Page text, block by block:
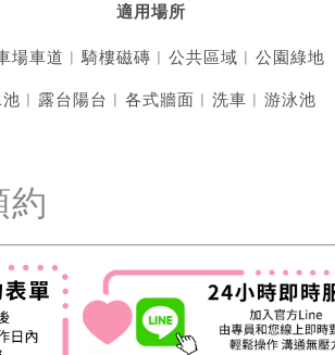
適用場所
場車道︱騎樓磁磚︱公共區域︱公園綠地
池︱露台陽台︱各式牆面︱洗車︱游泳池
約